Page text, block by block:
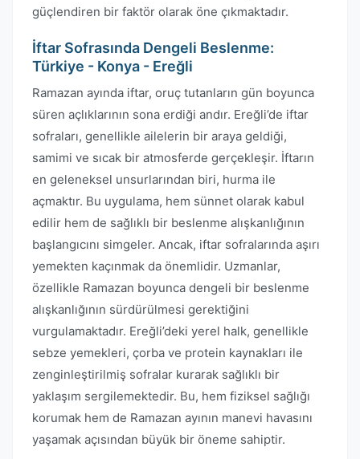
güçlendiren bir faktör olarak öne çıkmaktadır.
İftar Sofrasında Dengeli Beslenme:
Türkiye - Konya - Ereğli
Ramazan ayında iftar, oruç tutanların gün boyunca
süren açlıklarının sona erdiği andır. Ereğli’de iftar
sofraları, genellikle ailelerin bir araya geldiği,
samimi ve sıcak bir atmosferde gerçekleşir. İftarın
en geleneksel unsurlarından biri, hurma ile
açmaktır. Bu uygulama, hem sünnet olarak kabul
edilir hem de sağlıklı bir beslenme alışkanlığının
başlangıcını simgeler. Ancak, iftar sofralarında aşırı
yemekten kaçınmak da önemlidir. Uzmanlar,
özellikle Ramazan boyunca dengeli bir beslenme
alışkanlığının sürdürülmesi gerektiğini
vurgulamaktadır. Ereğli’deki yerel halk, genellikle
sebze yemekleri, çorba ve protein kaynakları ile
zenginleştirilmiş sofralar kurarak sağlıklı bir
yaklaşım sergilemektedir. Bu, hem fiziksel sağlığı
korumak hem de Ramazan ayının manevi havasını
yaşamak açısından büyük bir öneme sahiptir.